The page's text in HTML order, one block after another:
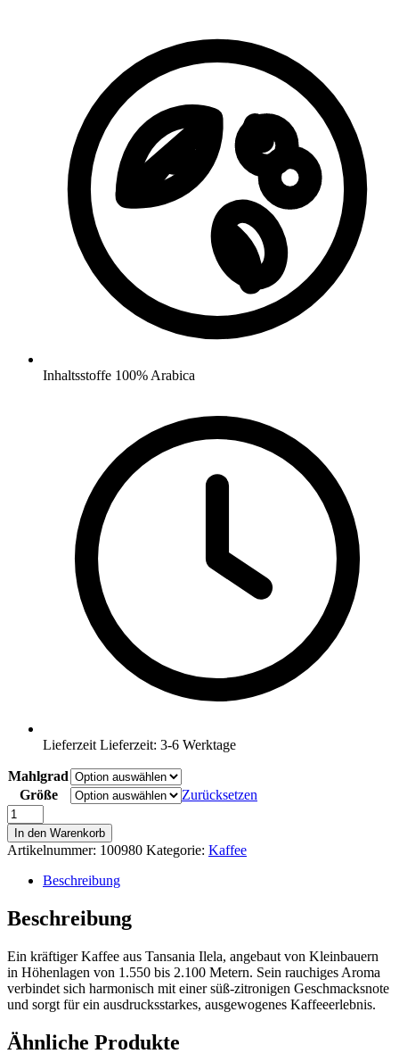
Inhaltsstoffe 100% Arabica
Lieferzeit Lieferzeit: 3-6 Werktage
Mahlgrad
Größe
Zurücksetzen
Tansania
Tembo
Menge
In den Warenkorb
Artikelnummer: 100980 Kategorie: Kaffee
Beschreibung
Beschreibung
Ein kräftiger Kaffee aus Tansania Ilela, angebaut von Kleinbauern
in Höhenlagen von 1.550 bis 2.100 Metern. Sein rauchiges Aroma
verbindet sich harmonisch mit einer süß-zitronigen Geschmacksnote
und sorgt für ein ausdrucksstarkes, ausgewogenes Kaffeeerlebnis.
Ähnliche Produkte